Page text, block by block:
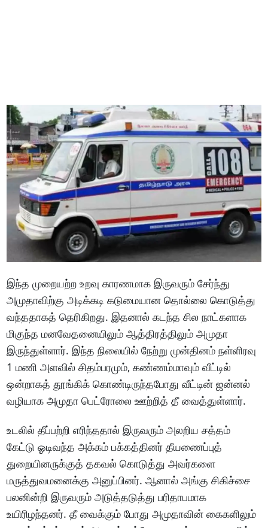
இந்த முறையற்ற உறவு காரணமாக இருவரும் சேர்ந்து
அமுதாவிற்கு அடிக்கடி கடுமையான தொல்லை கொடுத்து
வந்ததாகத் தெரிகிறது. இதனால் கடந்த சில நாட்களாக
மிகுந்த மனவேதனையிலும் ஆத்திரத்திலும் அமுதா
இருந்துள்ளார். இந்த நிலையில் நேற்று முன்தினம் நள்ளிரவு
1 மணி அளவில் சிதம்பரமும், கண்ணம்மாவும் வீட்டில்
ஒன்றாகத் தூங்கிக் கொண்டிருந்தபோது வீட்டின் ஜன்னல்
வழியாக அமுதா பெட்ரோலை ஊற்றித் தீ வைத்துள்ளார்.
உடலில் தீப்பற்றி எரிந்ததால் இருவரும் அலறிய சத்தம்
கேட்டு ஓடிவந்த அக்கம் பக்கத்தினர் தீயணைப்புத்
துறையினருக்குத் தகவல் கொடுத்து அவர்களை
மருத்துவமனைக்கு அனுப்பினர். ஆனால் அங்கு சிகிச்சை
பலனின்றி இருவரும் அடுத்தடுத்து பரிதாபமாக
உயிரிழந்தனர். தீ வைக்கும் போது அமுதாவின் கைகளிலும்